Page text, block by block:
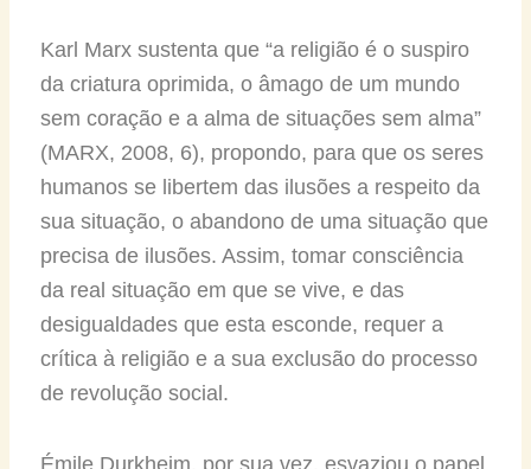
Karl Marx sustenta que “a religião é o suspiro
da criatura oprimida, o âmago de um mundo
sem coração e a alma de situações sem alma”
(MARX, 2008, 6), propondo, para que os seres
humanos se libertem das ilusões a respeito da
sua situação, o abandono de uma situação que
precisa de ilusões. Assim, tomar consciência
da real situação em que se vive, e das
desigualdades que esta esconde, requer a
crítica à religião e a sua exclusão do processo
de revolução social.
Émile Durkheim, por sua vez, esvaziou o papel